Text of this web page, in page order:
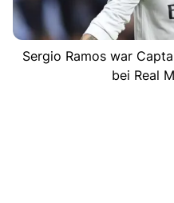
Sergio Ramos war
bei Real